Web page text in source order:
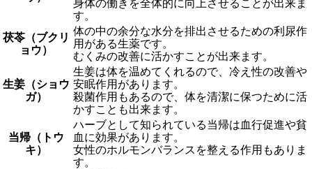
身体の働きを全体的に向上させることが出来ま
す。
茯苓（ブクリ
ョウ）
体の中の余分な水分を排出させるための利尿作
用がある生薬です。
むくみの改善に活かすことが出来ます。
生姜（ショウ
ガ）
生姜は体を温めてくれるので、冷え性の改善や
安眠作用があります。
殺菌作用もあるので、体を清潔に保つために活
かすことも出来ます。
当帰（トウ
キ）
ハーブとして知られている当帰は血行促進や貧
血に効果があります。
女性のホルモンバランスを整える作用もありま
す。